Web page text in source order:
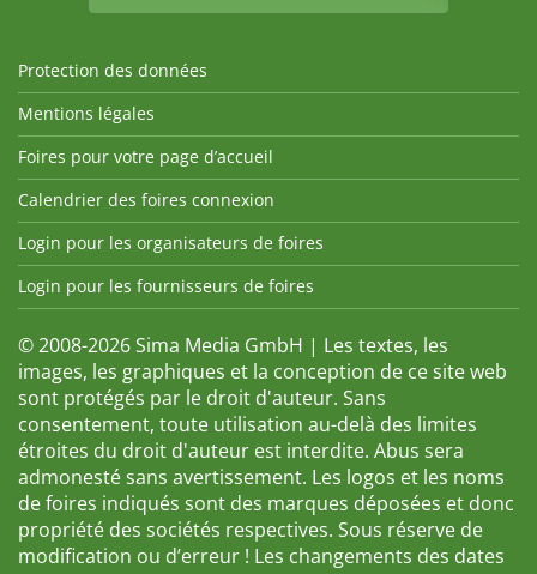
Protection des données
Mentions légales
Foires pour votre page d’accueil
Calendrier des foires connexion
Login pour les organisateurs de foires
Login pour les fournisseurs de foires
© 2008-2026 Sima Media GmbH | Les textes, les
images, les graphiques et la conception de ce site web
sont protégés par le droit d'auteur. Sans
consentement, toute utilisation au-delà des limites
étroites du droit d'auteur est interdite. Abus sera
admonesté sans avertissement. Les logos et les noms
de foires indiqués sont des marques déposées et donc
propriété des sociétés respectives. Sous réserve de
modification ou d’erreur ! Les changements des dates